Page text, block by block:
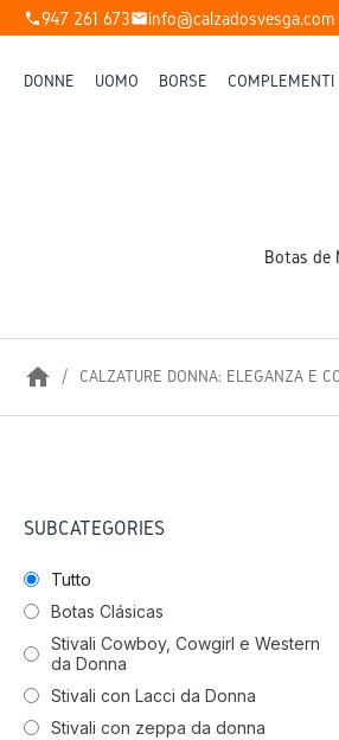
phone947 261 673mailinfo@calzadosvesga.com
DONNE UOMO BORSE COMPLEMENTI
Botas de
home CALZATURE DONNA: ELEGANZA E
SUBCATEGORIES
Tutto
Botas Clásicas
Stivali Cowboy, Cowgirl e Western
da Donna
Stivali con Lacci da Donna
Stivali con zeppa da donna